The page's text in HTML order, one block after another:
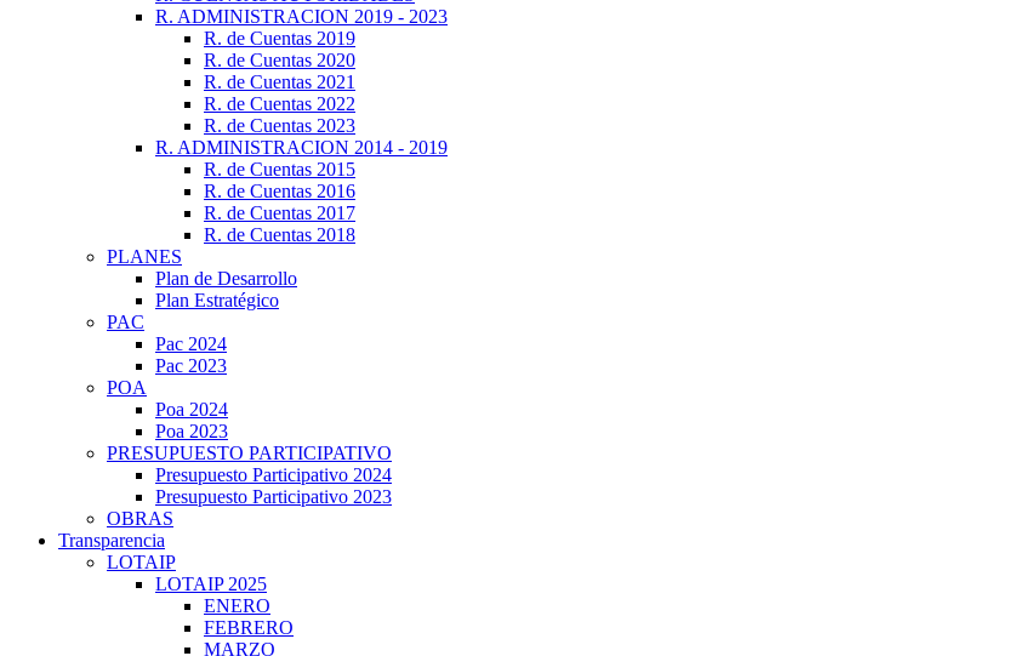
R. ADMINISTRACION 2019 - 2023
R. de Cuentas 2019
R. de Cuentas 2020
R. de Cuentas 2021
R. de Cuentas 2022
R. de Cuentas 2023
R. ADMINISTRACION 2014 - 2019
R. de Cuentas 2015
R. de Cuentas 2016
R. de Cuentas 2017
R. de Cuentas 2018
PLANES
Plan de Desarrollo
Plan Estratégico
PAC
Pac 2024
Pac 2023
POA
Poa 2024
Poa 2023
PRESUPUESTO PARTICIPATIVO
Presupuesto Participativo 2024
Presupuesto Participativo 2023
OBRAS
Transparencia
LOTAIP
LOTAIP 2025
ENERO
FEBRERO
MARZO